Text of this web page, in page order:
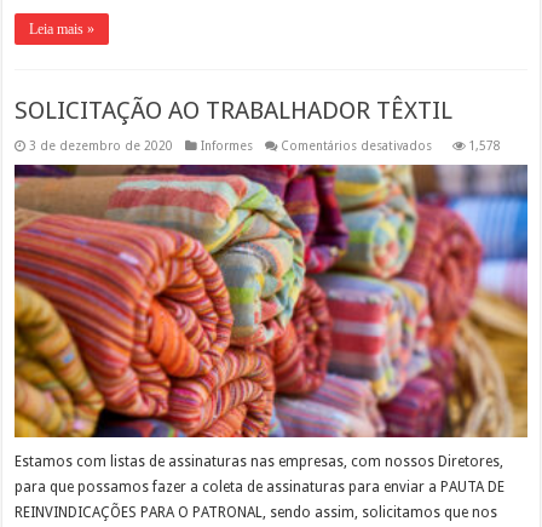
Leia mais »
SOLICITAÇÃO AO TRABALHADOR TÊXTIL
3 de dezembro de 2020 Informes Comentários desativadosem
AO
TRABALHADOR
TÊXTIL
1,578
Estamos com listas de assinaturas nas empresas, com nossos Diretores,
para que possamos fazer a coleta de assinaturas para enviar a PAUTA DE
REINVINDICAÇÕES PARA O PATRONAL, sendo assim, solicitamos que nos